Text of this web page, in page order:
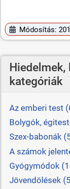
Módosítás:
Hiedelmek,
kategóriák
Az emberi test
Bolygók,
Szex-babonák
A számok
Gyógymódok
Jövendölések